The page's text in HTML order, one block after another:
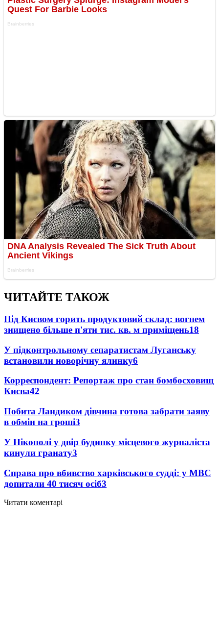
ЧИТАЙТЕ ТАКОЖ
Під Києвом горить продуктовий склад: вогнем
знищено більше п'яти тис. кв. м приміщень18
У підконтрольному сепаратистам Луганську
встановили новорічну ялинку6
Корреспондент: Репортаж про стан бомбосховищ
Києва42
Побита Ландиком дівчина готова забрати заяву
в обмін на гроші3
У Нікополі у двір будинку місцевого журналіста
кинули гранату3
Справа про вбивство харківського судді: у МВС
допитали 40 тисяч осіб3
Читати коментарі